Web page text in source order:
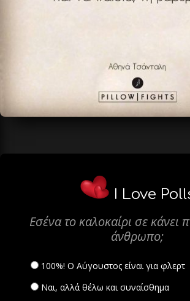
I Love
Εσένα το καλοκαίρι σε κάνει
άνθρωπο;
100%! Ο Αύγουστος είναι για φλερτ
Ναι, αλλά θέλω και συναίσθημα